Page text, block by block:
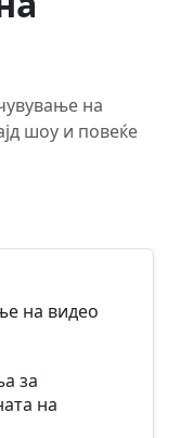
на
шоу и повеќе
на видео
за
на